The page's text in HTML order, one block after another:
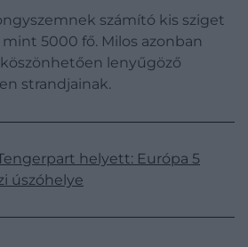
számító kis sziget
5000 fő. Milos azonban
lenyűgöző
strandjainak.
helyett: Európa 5
úszóhelye